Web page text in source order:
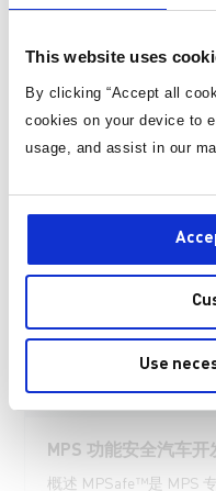
This website uses
By clicking “Accept all
cookies on your device to
usage, and assist in our
Use
产品
100V、高频半桥栅
技术论坛
MPS 工程师24小时
MPS 功能安全汽车
概述 MPSafe™是 MPS 专